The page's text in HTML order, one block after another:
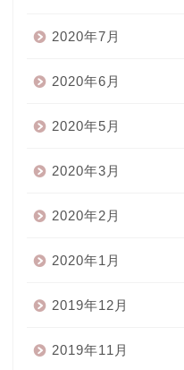
2020年7月
2020年6月
2020年5月
2020年3月
2020年2月
2020年1月
2019年12月
2019年11月